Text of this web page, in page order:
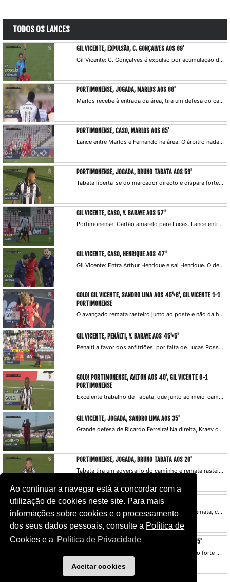
Ao continuar a navegar está a concordar com a
utilização de cookies neste site. Para mais
informações sobre cookies e o processamento
dos seus dados pessoais, consulte a Política de
Cookies e a Política de Privacidade
Aceitar cookies
TODOS OS LANCES
GIL VICENTE, EXPULSÃO, C. GONÇALVES AOS 89'
Gil Vicente: C. Gonçalves é expulso por acumulação de cartões amarelos.
PORTIMONENSE, JOGADA, MARLOS AOS 88'
Marlos recebe à entrada da área, tira um defesa do caminho e atira por cima.
PORTIMONENSE, CASO, MARLOS AOS 85'
Lance entre Marlos e Fernando na área. O árbitro nada assinala.
PORTIMONENSE, JOGADA, BRUNO TABATA AOS 59'
Tabata liberta-se do marcador directo e dispara forte, só que por cima da baliza.
GIL VICENTE, CASO, Y. BARAYE AOS 57'
Portimonense: Cartão amarelo para Lucas. Lance entre os dois protagonistas do pénalti na primeira parte.
GIL VICENTE, CASO, HENRIQUE AOS 47'
Gil Vicente: Entra Arthur Henrique e sai Henrique. O defesa cede o seu lugar devido a lesão.
GOLO! GIL VICENTE, SANDRO LIMA AOS 45'+6', GIL VICENTE 1-1
PORTIMONENSE
O avançado remata rasteiro junto ao poste e não dá hipóteses a Ricardo Ferreira, que se estira para o lado contrário.
GIL VICENTE, PENÁLTI, Y. BARAYE AOS 45'+5'
Pénalti a favor dos anfitriões, por falta de Lucas Possignolo sobre Baraye.
GOLO! PORTIMONENSE, AYLTON AOS 40', GIL VICENTE 0-1
PORTIMONENSE
Excelente trabalho de Tabata, que junto ao meio-campo recebe de costas, vira-se para a baliza e com um passe a rasgar serve o colega, que isolado pica a bola por cima de Denis. O árbitro escuta o VAR e valida o lance.
GIL VICENTE, JOGADA, SANDRO LIMA AOS 35'
Grande defesa de Ricardo Ferreira! Na direita, Kraev cruza para Sandro Lima, que remata de pronto e fica à beira do golo.
PORTIMONENSE, JOGADA, BRUNO TABATA AOS 20'
Tabata tira um adversário do caminho e remata rasteiro, para defesa segura de Denis.
GIL VICENTE, JOGADA, LOURENCY AOS 9'
Lourency ganha espaço à entrada da área e remata, com a bola a passar perto do poste.
PORTIMONENSE, JOGADA, JACKSON MARTÍNEZ AOS 5'
Canto para o coração da área e cabeceamento forte de Jackson à figura de Denis.